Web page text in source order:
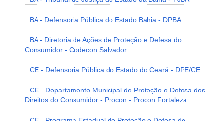
BA - Defensoria Pública do Estado Bahia - DPBA
BA - Diretoria de Ações de Proteção e Defesa do
Consumidor - Codecon Salvador
CE - Defensoria Pública do Estado do Ceará - DPE/CE
CE - Departamento Municipal de Proteção e Defesa dos
Direitos do Consumidor - Procon - Procon Fortaleza